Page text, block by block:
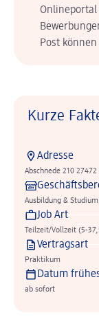
Onlineportal
Post
Kurze
Adresse
Abschnede 210 27472
Ausbildung &
Job Art
Teilzeit/Vollzeit (5-
Vertragsart
Praktikum
Datum
ab sofort